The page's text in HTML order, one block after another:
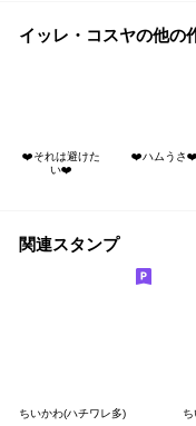
イッレ・コスヤの他の
❤️それは避けた
い❤️
❤️ハムうさ❤️
関連スタンプ
ちいかわ(ハチワレ多)